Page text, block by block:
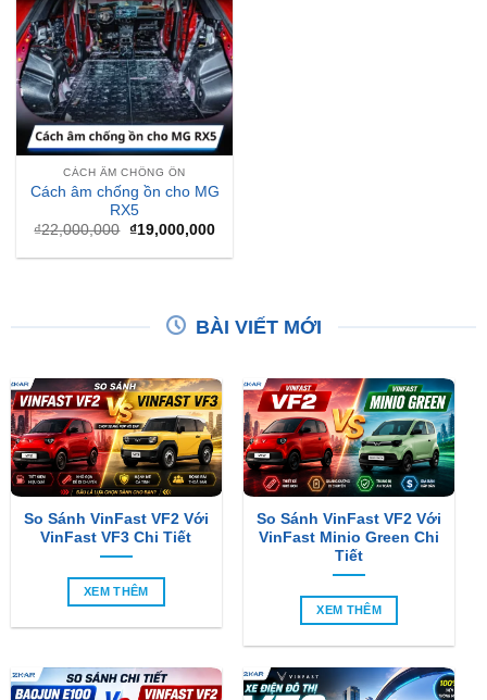
CÁCH ÂM CHỐNG ỒN
Cách âm chống ồn cho MG
RX5
₫22,000,000 Giá
là:
₫19,000,000Giá
tại
BÀI VIẾT MỚI
So Sánh VinFast VF2 Với
VinFast VF3 Chi Tiết
XEM THÊM
So Sánh VinFast VF2 Với
VinFast Minio Green Chi
Tiết
XEM THÊM